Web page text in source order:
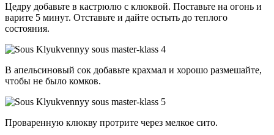
Цедру добавьте в кастрюлю с клюквой. Поставьте на огонь и
варите 5 минут. Отставьте и дайте остыть до теплого
состояния.
В апельсиновый сок добавьте крахмал и хорошо размешайте,
чтобы не было комков.
Проваренную клюкву протрите через мелкое сито.